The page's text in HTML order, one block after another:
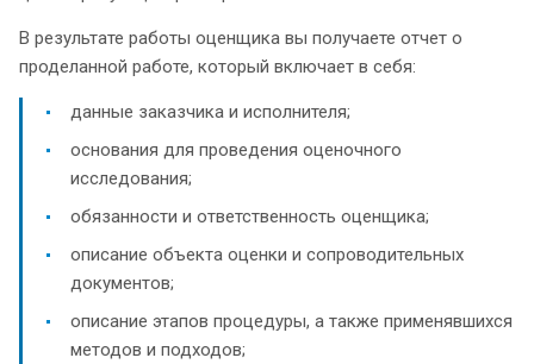
В результате работы оценщика вы получаете отчет о
проделанной работе, который включает в себя:
данные заказчика и исполнителя;
основания для проведения оценочного
исследования;
обязанности и ответственность оценщика;
описание объекта оценки и сопроводительных
документов;
описание этапов процедуры, а также применявшихся
методов и подходов;